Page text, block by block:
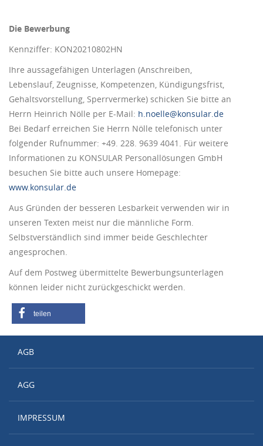
Die Bewerbung
Kennziffer: KON20210802HN
Ihre aussagefähigen Unterlagen (Anschreiben,
Lebenslauf, Zeugnisse, Kompetenzen, Kündigungsfrist,
Gehaltsvorstellung, Sperrvermerke) schicken Sie bitte an
Herrn Heinrich Nölle per E-Mail: h.noelle@konsular.de
Bei Bedarf erreichen Sie Herrn Nölle telefonisch unter
folgender Rufnummer: +49. 228. 9639 4041. Für weitere
Informationen zu KONSULAR Personallösungen GmbH
besuchen Sie bitte auch unsere Homepage:
www.konsular.de
Aus Gründen der besseren Lesbarkeit verwenden wir in
unseren Texten meist nur die männliche Form.
Selbstverständlich sind immer beide Geschlechter
angesprochen.
Auf dem Postweg übermittelte Bewerbungsunterlagen
können leider nicht zurückgeschickt werden.
teilen
AGB
AGG
IMPRESSUM